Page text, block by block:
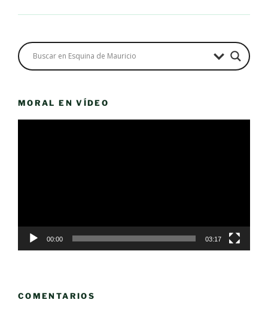
MORAL EN VÍDEO
00:00 03:17
COMENTARIOS